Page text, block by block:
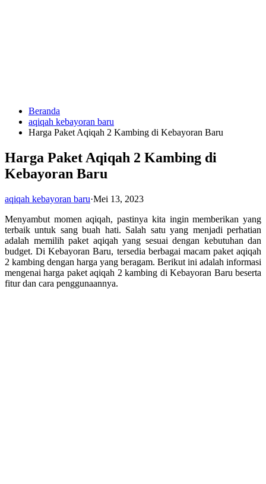
HUBUNGI
KAMI
0823
1246
6713
Beranda
aqiqah kebayoran baru
Harga Paket Aqiqah 2 Kambing di Kebayoran Baru
Harga Paket Aqiqah 2 Kambing di
Kebayoran Baru
aqiqah kebayoran baru·Mei 13, 2023
Menyambut momen aqiqah, pastinya kita ingin memberikan yang
terbaik untuk sang buah hati. Salah satu yang menjadi perhatian
adalah memilih paket aqiqah yang sesuai dengan kebutuhan dan
budget. Di Kebayoran Baru, tersedia berbagai macam paket aqiqah
2 kambing dengan harga yang beragam. Berikut ini adalah informasi
mengenai harga paket aqiqah 2 kambing di Kebayoran Baru beserta
fitur dan cara penggunaannya.